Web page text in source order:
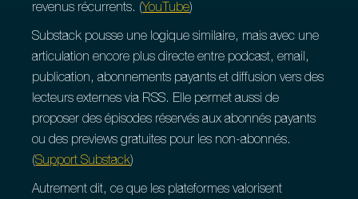
revenus récurrents. (YouTube)
Substack pousse une logique similaire, mais avec une
articulation encore plus directe entre podcast, email,
publication, abonnements payants et diffusion vers des
lecteurs externes via RSS. Elle permet aussi de
proposer des épisodes réservés aux abonnés payants
ou des previews gratuites pour les non-abonnés.
(Support Substack)
Autrement dit, ce que les plateformes valorisent